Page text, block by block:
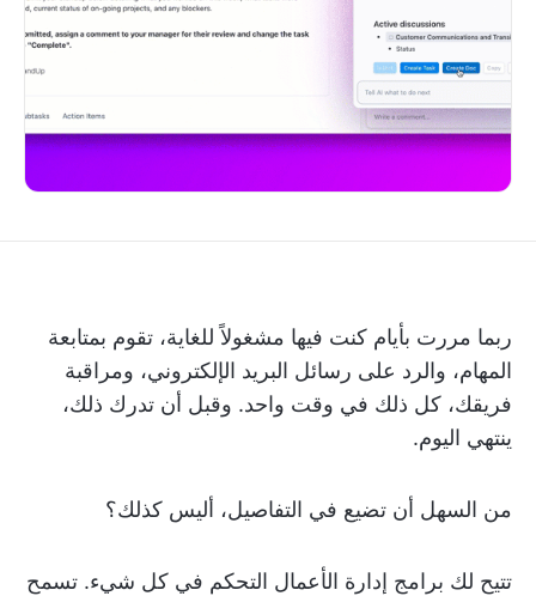
ربما مررت بأيام كنت فيها مشغولاً للغاية، تقوم بمتابعة
المهام، والرد على رسائل البريد الإلكتروني، ومراقبة
فريقك، كل ذلك في وقت واحد. وقبل أن تدرك ذلك،
ينتهي اليوم.
من السهل أن تضيع في التفاصيل، أليس كذلك؟
تتيح لك برامج إدارة الأعمال التحكم في كل شيء. تسمح